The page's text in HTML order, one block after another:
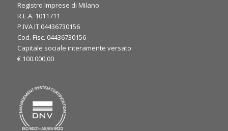
· Gio 6 Marzo, 2025
It’s the final day at JEC World 2025! ⏳
We’re here to discuss your needs and explore how our
expertise can support your applications. Let’s make the most
of the last day, see you at our booth!
@JECComposites
Registro Imprese di Milano
R.E.A. 1011711
P.IVA IT 04436730156
Cod. Fisc. 04436730156
Capitale sociale interamente versato
€ 100.000,00